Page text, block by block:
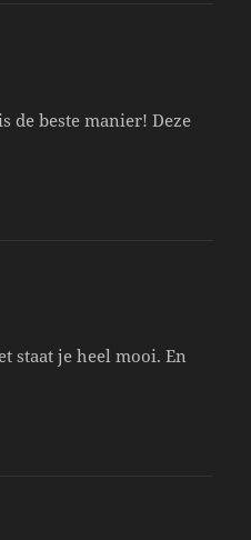
de beste manier! Deze
staat je heel mooi. En